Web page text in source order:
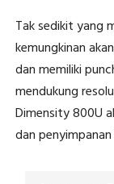
Tak sedikit yang
kemungkinan
dan memiliki
mendukung
Dimensity 800U
dan